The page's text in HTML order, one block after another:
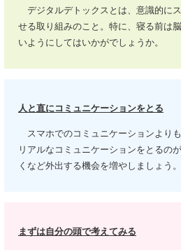
デジタルデトックスとは、意識的に
せる取り組みのこと。特に、寝る前は
いようにしてはいかがでしょうか。
人と直にコミュニケーションをとる
スマホでのコミュニケーションより
リアルなコミュニケーションをとるの
くなど外出する機会を増やしましょう。
まずは自分の頭で考えてみる